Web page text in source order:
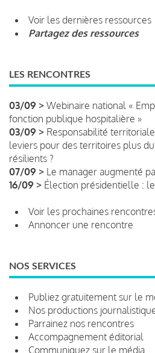
Voir les dernières ressources
Partagez des ressources
LES RENCONTRES
03/09 > Webinaire national «
fonction publique hospitalière »
03/09 > Responsabilité
leviers pour des territoires plus
résilients ?
07/09 > Le manager augmenté
16/09 > Élection présidentielle :
Voir les prochaines
Annoncer une rencontre
NOS SERVICES
Publiez gratuitement sur le
Nos productions
Parrainez nos rencontres
Accompagnement éditorial
Communiquez sur le média